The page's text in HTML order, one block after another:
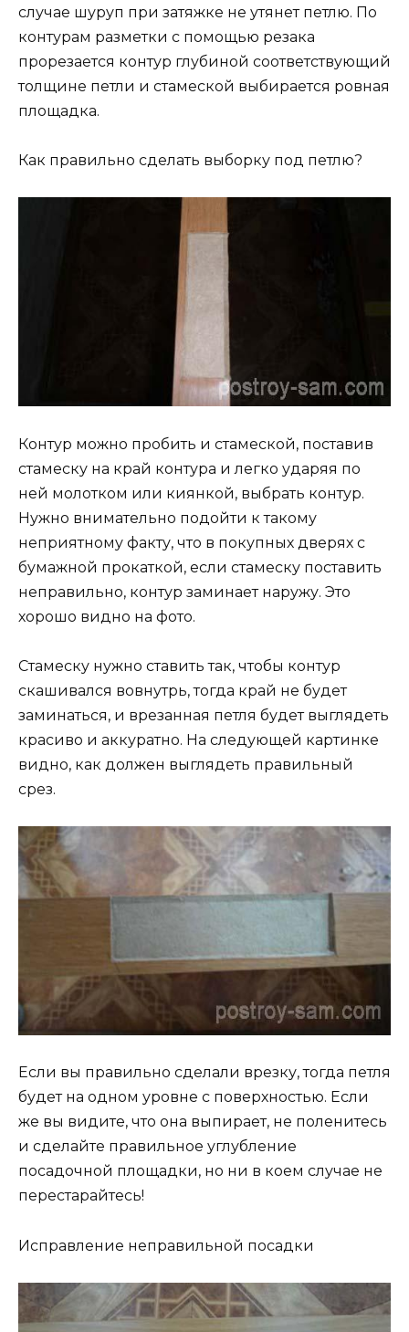
случае шуруп при затяжке не утянет петлю. По
контурам разметки с помощью резака
прорезается контур глубиной соответствующий
толщине петли и стамеской выбирается ровная
площадка.
Как правильно сделать выборку под петлю?
Контур можно пробить и стамеской, поставив
стамеску на край контура и легко ударяя по
ней молотком или киянкой, выбрать контур.
Нужно внимательно подойти к такому
неприятному факту, что в покупных дверях с
бумажной прокаткой, если стамеску поставить
неправильно, контур заминает наружу. Это
хорошо видно на фото.
Стамеску нужно ставить так, чтобы контур
скашивался вовнутрь, тогда край не будет
заминаться, и врезанная петля будет выглядеть
красиво и аккуратно. На следующей картинке
видно, как должен выглядеть правильный
срез.
Если вы правильно сделали врезку, тогда петля
будет на одном уровне с поверхностью. Если
же вы видите, что она выпирает, не поленитесь
и сделайте правильное углубление
посадочной площадки, но ни в коем случае не
перестарайтесь!
Исправление неправильной посадки